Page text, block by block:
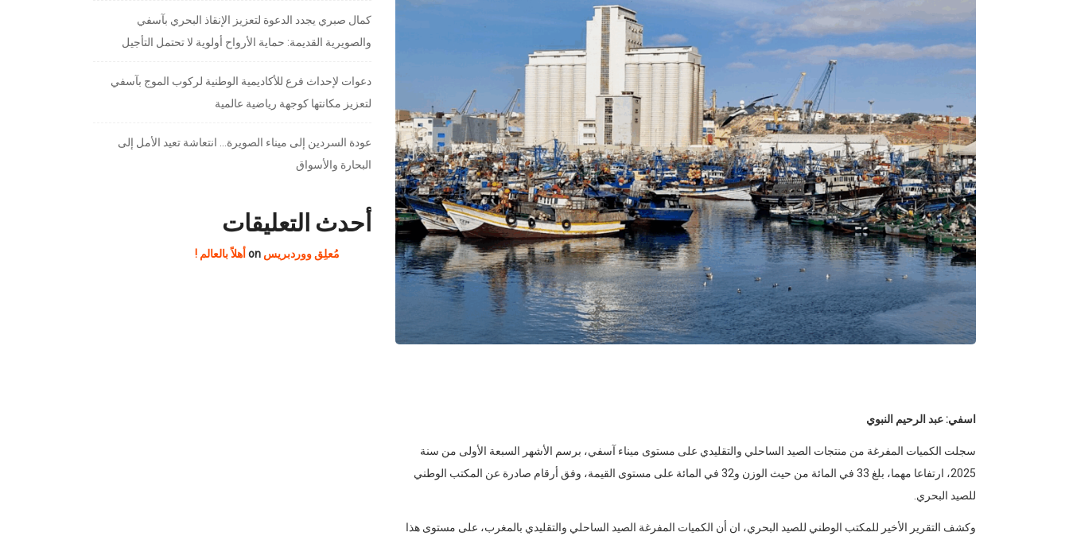
اسفي: عبد الرحيم النبوي
سجلت الكميات المفرغة من منتجات الصيد الساحلي والتقليدي على مستوى ميناء آسفي، برسم الأشهر السبعة الأولى من سنة
2025، ارتفاعا مهما، بلغ 33 في المائة من حيث الوزن و32 في المائة على مستوى القيمة، وفق أرقام صادرة عن المكتب الوطني
للصيد البحري.
وكشف التقرير الأخير للمكتب الوطني للصيد البحري، ان أن الكميات المفرغة الصيد الساحلي والتقليدي بالمغرب، على مستوى هذا
كمال صبري يجدد الدعوة لتعزيز الإنقاذ البحري بآسفي
والصويرية القديمة: حماية الأرواح أولوية لا تحتمل التأجيل
دعوات لإحداث فرع للأكاديمية الوطنية لركوب الموج بآسفي
لتعزيز مكانتها كوجهة رياضية عالمية
عودة السردين إلى ميناء الصويرة… انتعاشة تعيد الأمل إلى
البحارة والأسواق
أحدث التعليقات
مُعلِق ووردبريس أهلاً بالعالم !